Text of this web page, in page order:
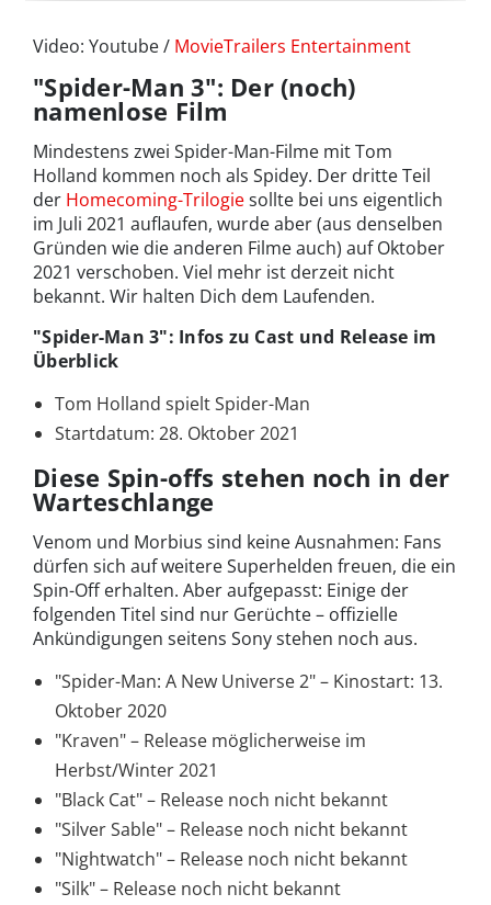
Video: Youtube / MovieTrailers Entertainment
"Spider-Man 3": Der (noch)
namenlose Film
Mindestens zwei Spider-Man-Filme mit Tom
Holland kommen noch als Spidey. Der dritte Teil
der Homecoming-Trilogiesollte bei uns eigentlich
im Juli 2021 auflaufen, wurde aber (aus denselben
Gründen wie die anderen Filme auch) auf Oktober
2021 verschoben. Viel mehr ist derzeit nicht
bekannt. Wir halten Dich dem Laufenden.
"Spider-Man 3": Infos zu Cast und Release im
Überblick
Tom Holland spielt Spider-Man
Startdatum: 28. Oktober 2021
Diese Spin-offs stehen noch in der
Warteschlange
Venom und Morbius sind keine Ausnahmen: Fans
dürfen sich auf weitere Superhelden freuen, die ein
Spin-Off erhalten. Aber aufgepasst: Einige der
folgenden Titel sind nur Gerüchte – offizielle
Ankündigungen seitens Sony stehen noch aus.
"Spider-Man: A New Universe 2" – Kinostart: 13.
Oktober 2020
"Kraven" – Release möglicherweise im
Herbst/Winter 2021
"Black Cat" – Release noch nicht bekannt
"Silver Sable" – Release noch nicht bekannt
"Nightwatch" – Release noch nicht bekannt
"Silk" – Release noch nicht bekannt